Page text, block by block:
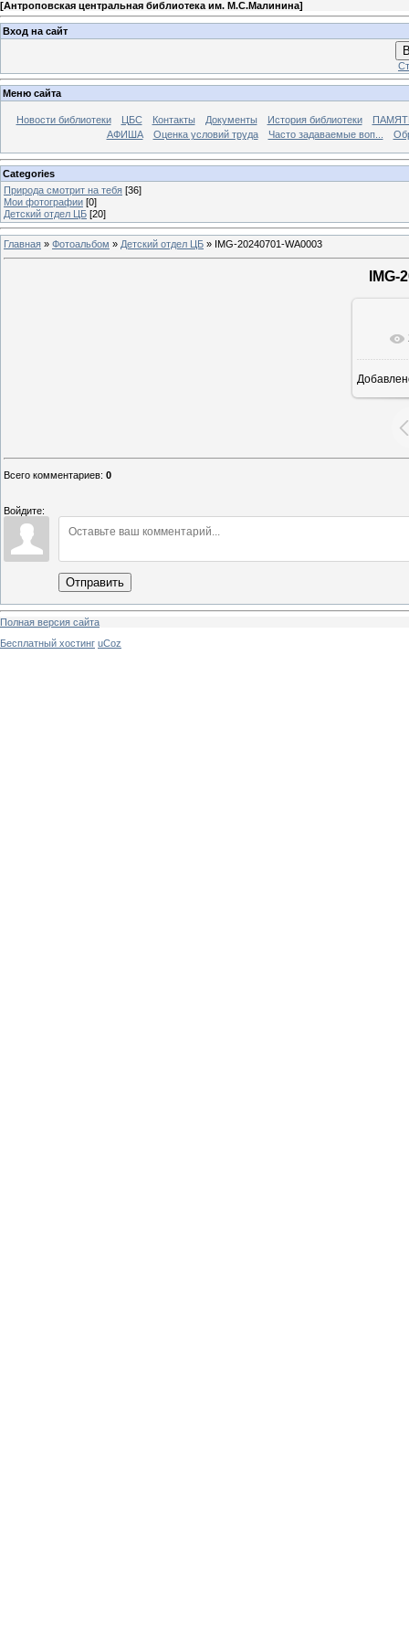
[Антроповская центральная библиотека им. М.С.Малинина]
Вход на сайт
Меню сайта
Новости библиотеки ЦБС Контакты Документы История библиотеки
АФИША
Оценка условий труда Часто задаваемые воп...
Categories
Природа смотрит на тебя [36]
Мои фотографии [0]
Детский отдел ЦБ [20]
Главная » Фотоальбом » Детский отдел ЦБ » IMG-20240701-WA0003
Всего комментариев: 0
Войдите:
Отправить
Полная версия сайта
Бесплатный хостинг uCoz